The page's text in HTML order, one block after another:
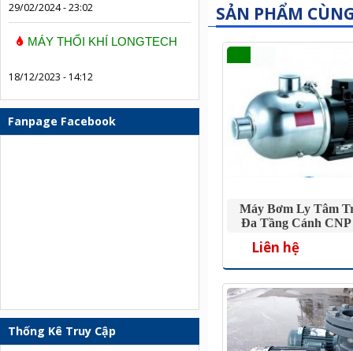
29/02/2024 - 23:02
MÁY THỔI KHÍ LONGTECH
18/12/2023 - 14:12
Fanpage Facebook
Thống Kê Truy Cập
SẢN PHẨM
Máy Bơm Ly Tâm
Đa Tầng Cánh
Liên hệ